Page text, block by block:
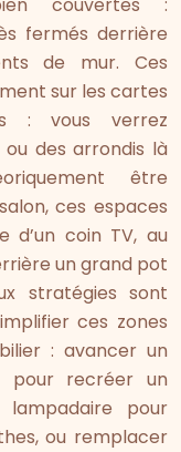
fermés derrière
de mur. Ces
sur les cartes
: vous verrez
des arrondis là
être
ces espaces
d’un coin TV, au
un grand pot
stratégies sont
ces zones
: avancer un
pour recréer un
pour
ou remplacer